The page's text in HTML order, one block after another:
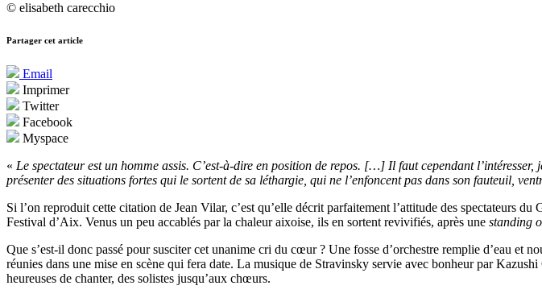
© elisabeth carecchio
Partager cet article
Email
Imprimer
Twitter
Facebook
Myspace
« Le spectateur est un homme assis. C’est-à-dire en position de repos. […] Il faut cependant
présenter des situations fortes qui le sortent de sa léthargie, qui ne l’enfoncent pas dans son fauteuil,
Si l’on reproduit cette citation de Jean Vilar, c’est qu’elle décrit parfaitement l’attitude des spectateurs du
Festival d’Aix. Venus un peu accablés par la chaleur aixoise, ils en sortent revivifiés, après une standing
Que s’est-il donc passé pour susciter cet unanime cri du cœur ? Une fosse d’orchestre remplie d’eau et
réunies dans une mise en scène qui fera date. La musique de Stravinsky servie avec bonheur par
heureuses de chanter, des solistes jusqu’aux chœurs.